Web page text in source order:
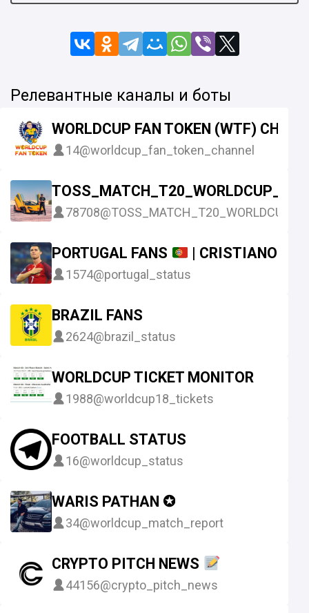
Релевантные каналы и боты
WORLDCUP FAN TOKEN (WTF)
14@worldcup_fan_token_channel
78708
PORTUGAL FANS | CRISTIANO
1574@portugal_status
BRAZIL FANS
2624@brazil_status
WORLDCUP TICKET MONITOR
1988@worldcup18_tickets
FOOTBALL STATUS
16@worldcup_status
WARIS PATHAN ✪
34@worldcup_match_report
CRYPTO PITCH NEWS
44156@crypto_pitch_news